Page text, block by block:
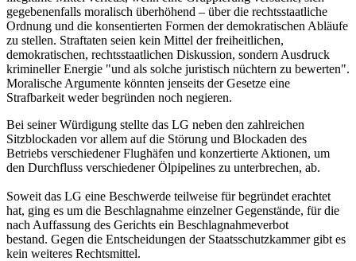
gegebenenfalls moralisch überhöhend – über die rechtsstaatliche
Ordnung und die konsentierten Formen der demokratischen Abläufe
zu stellen. Straftaten seien kein Mittel der freiheitlichen,
demokratischen, rechtsstaatlichen Diskussion, sondern Ausdruck
krimineller Energie "und als solche juristisch nüchtern zu bewerten".
Moralische Argumente könnten jenseits der Gesetze eine
Strafbarkeit weder begründen noch negieren.
Bei seiner Würdigung stellte das LG neben den zahlreichen
Sitzblockaden vor allem auf die Störung und Blockaden des
Betriebs verschiedener Flughäfen und konzertierte Aktionen, um
den Durchfluss verschiedener Ölpipelines zu unterbrechen, ab.
Soweit das LG eine Beschwerde teilweise für begründet erachtet
hat, ging es um die Beschlagnahme einzelner Gegenstände, für die
nach Auffassung des Gerichts ein Beschlagnahmeverbot
bestand. Gegen die Entscheidungen der Staatsschutzkammer gibt es
kein weiteres Rechtsmittel.